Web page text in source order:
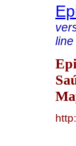
line